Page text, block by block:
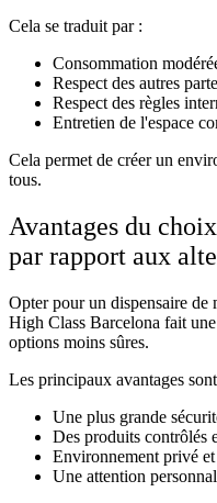
Cela se traduit par :
Consommation
Respect des autres
Respect des règles
Entretien de l'espace
Cela permet de créer un
tous.
Avantages du
par rapport aux
Opter pour un dispensaire de
High Class Barcelona fait
options moins sûres.
Les principaux avantages
Une plus grande
Des produits contrôlés
Environnement privé
Une attention